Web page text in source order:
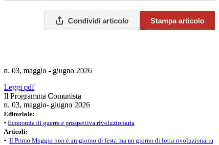
Condividi articolo Stampa articolo
n. 03, maggio - giugno 2026
Leggi pdf
Il Programma Comunista
n. 03, maggio- giugno 2026
Editoriale:
• Economia di guerra e prospettiva rivoluzionaria
Articoli:
• Il Primo Maggio non è un giorno di festa ma un giorno di lotta rivoluzionaria